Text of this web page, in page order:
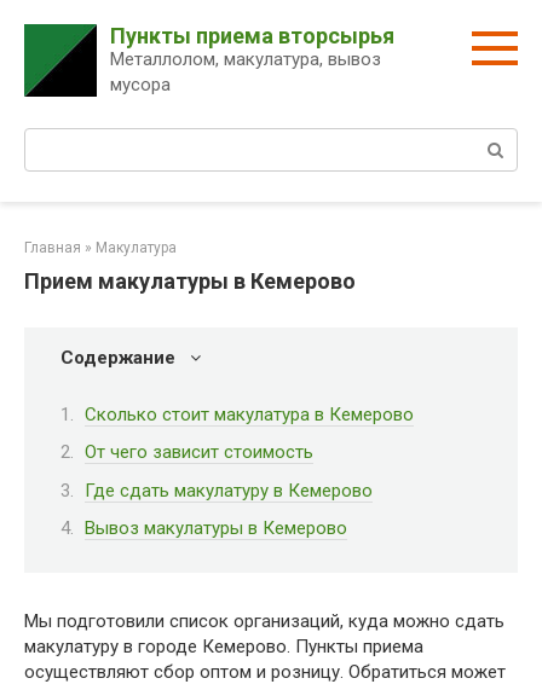
контенту
Пункты приема вторсырья
Металлолом, макулатура, вывоз
мусора
Главная » Макулатура
Прием макулатуры в Кемерово
Содержание
Сколько стоит макулатура в Кемерово
От чего зависит стоимость
Где сдать макулатуру в Кемерово
Вывоз макулатуры в Кемерово
Мы подготовили список организаций, куда можно сдать
макулатуру в городе Кемерово. Пункты приема
осуществляют сбор оптом и розницу. Обратиться может